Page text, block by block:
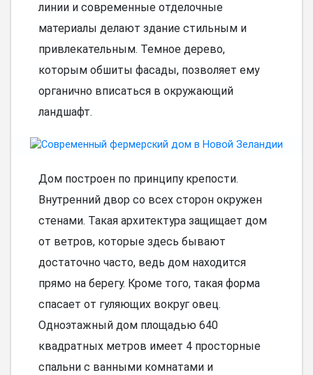
линии и современные отделочные
материалы делают здание стильным и
привлекательным. Темное дерево,
которым обшиты фасады, позволяет ему
органично вписаться в окружающий
ландшафт.
Дом построен по принципу крепости.
Внутренний двор со всех сторон окружен
стенами. Такая архитектура защищает дом
от ветров, которые здесь бывают
достаточно часто, ведь дом находится
прямо на берегу. Кроме того, такая форма
спасает от гуляющих вокруг овец.
Одноэтажный дом площадью 640
квадратных метров имеет 4 просторные
спальни с ванными комнатами и